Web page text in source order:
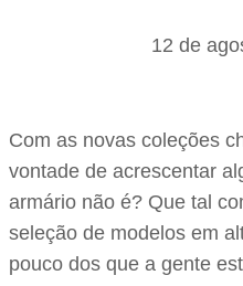
12 de
Com as novas coleções
vontade de acrescentar
armário não é? Que tal
seleção de modelos em
pouco dos que a gente